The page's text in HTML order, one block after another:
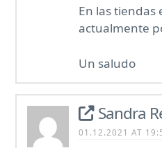
En las tiendas
actualmente
Un saludo
Sandra
01.12.2021 AT